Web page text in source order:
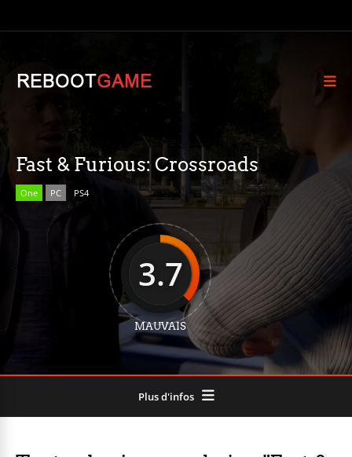
Fast & Furious: Crossroads
One PC PS4
3.7
MAUVAIS
Plus d'infos